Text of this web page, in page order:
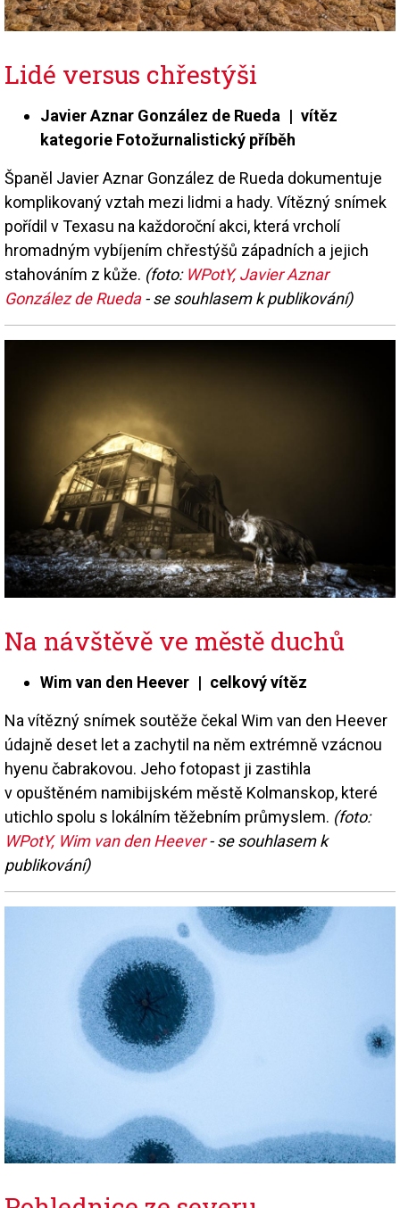
Lidé versus chřestýši
Javier Aznar González de Rueda | vítěz
kategorie Fotožurnalistický příběh
Španěl Javier Aznar González de Rueda dokumentuje
komplikovaný vztah mezi lidmi a hady. Vítězný snímek
pořídil v Texasu na každoroční akci, která vrcholí
hromadným vybíjením chřestýšů západních a jejich
stahováním z kůže. (foto: WPotY, Javier Aznar
González de Rueda- se souhlasem k publikování)
Na návštěvě ve městě duchů
Wim van den Heever | celkový vítěz
Na vítězný snímek soutěže čekal Wim van den Heever
údajně deset let a zachytil na něm extrémně vzácnou
hyenu čabrakovou. Jeho fotopast ji zastihla
v opuštěném namibijském městě Kolmanskop, které
utichlo spolu s lokálním těžebním průmyslem. (foto:
WPotY, Wim van den Heever- se souhlasem k
publikování)